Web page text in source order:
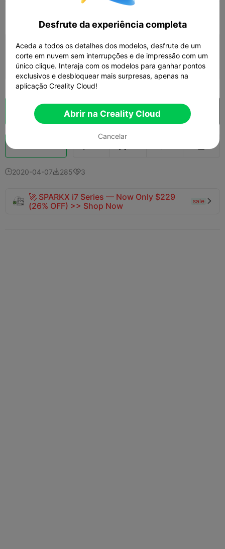
 Adicionar configuração de impressão
Ganhar mais pontos
Fatiamento na Nuvem Abrir na Creality Cloud
2020-04-072853
🚀 SPARKX i7 Series — Now Only $229
(26% OFF) >> Shop Now
sale 
Desfrute da experiência completa
Aceda a todos os detalhes dos modelos, desfrute de um
corte em nuvem sem interrupções e de impressão com um
único clique. Interaja com os modelos para ganhar pontos
exclusivos e desbloquear mais surpresas, apenas na
aplicação Creality Cloud!
Abrir na Creality Cloud
Cancelar